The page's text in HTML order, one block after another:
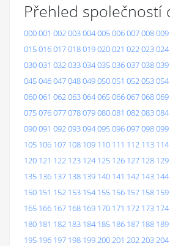
Přehled společností
000001 002003004005006007008009
015016017018019020021 022023024
030031 032033034035036037038039
045046047048049050051 052053054
060061 062063064065066067068069
075076077078079080081 082083084
090091 092093094095096097098099
105 106 107 108 109 110 111 112 113 114
120 121 122 123 124 125 126 127 128 129
135 136 137 138 139 140 141 142 143 144
150 151 152 153 154 155 156 157 158 159
165 166 167 168 169 170 171 172 173 174
180 181 182 183 184 185 186 187 188 189
195 196 197 198 199200201 202203204